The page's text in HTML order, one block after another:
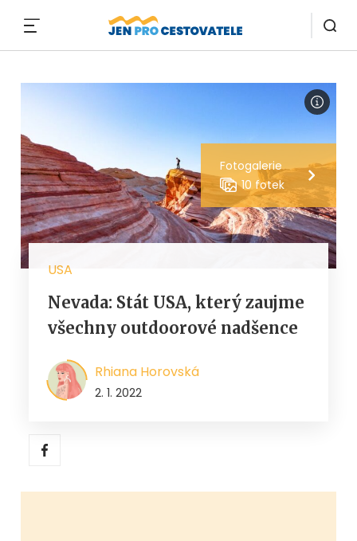
Fotogalerie
10 fotek
USA
Nevada: Stát USA, který zaujme
všechny outdoorové nadšence
Rhiana Horovská
2. 1. 2022